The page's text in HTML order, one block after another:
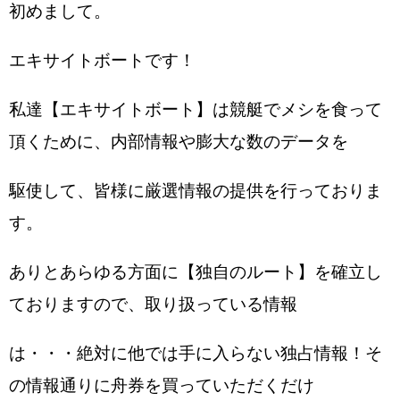
初めまして。
エキサイトボートです！
私達【エキサイトボート】は競艇でメシを食って
頂くために、内部情報や膨大な数のデータを
駆使して、皆様に厳選情報の提供を行っておりま
す。
ありとあらゆる方面に【独自のルート】を確立し
ておりますので、取り扱っている情報
は・・・絶対に他では手に入らない独占情報！そ
の情報通りに舟券を買っていただくだけ